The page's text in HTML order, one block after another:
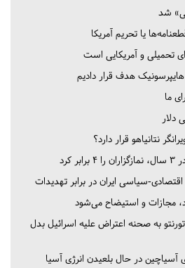
شد
یا تحریم‌ آمریکا
تحمیلی و آمریکایی است
هدف قرار دادیم
ما
دلار
نتانیاهو قرار دارد؟
اقتصادی-سیاسی ایران در برابر تهدیدات
مجازات و استیضاح می‌شود
به صحنه اعتراض علیه اسرائیل بدل
آسیاچین در حال بلعیدن انرژی آسیا